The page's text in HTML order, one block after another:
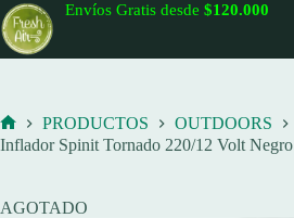
Saltar
al
contenido
Envíos Gratis desde $120.000
Inicio
PRODUCTOS
OUTDOORS
Inflador Spinit Tornado 220/12 Volt Negro
AGOTADO